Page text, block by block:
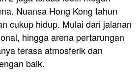
Nuansa Hong Kong tahun
cukup hidup. Mulai dari jalanan
hingga arena pertarungan
terasa atmosferik dan
baik.